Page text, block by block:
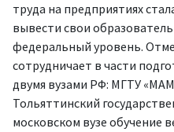
труда на предприятиях
вывести свои
федеральный уровень.
сотрудничает в части
двумя вузами РФ: МГТУ
Тольяттинский
московском вузе обучение